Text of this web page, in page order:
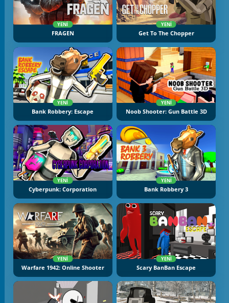
YENI
FRAGEN
YENI
Get To The Chopper
YENI
Bank Robbery: Escape
YENI
Noob Shooter: Gun Battle 3D
YENI
Cyberpunk: Corporation
YENI
Bank Robbery 3
YENI
Warfare 1942: Online Shooter
YENI
Scary BanBan Escape